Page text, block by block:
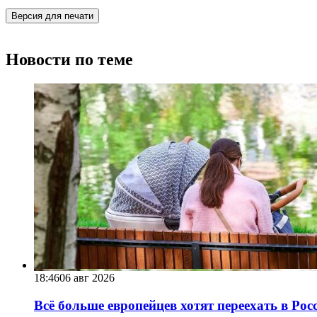
Версия для печати
Новости по теме
18:4606 авг 2026
Всё больше европейцев хотят переехать в